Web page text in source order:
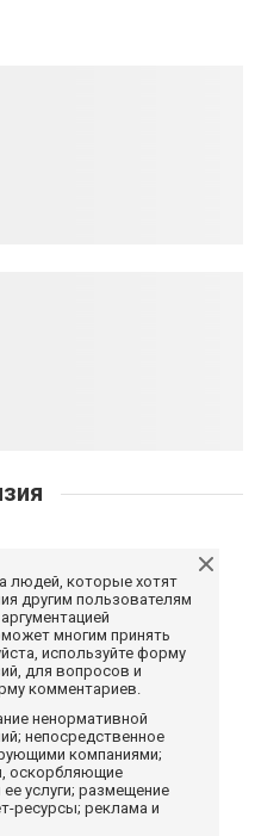
людей, которые хотят
другим пользователям
многим принять
используйте форму
для вопросов и
комментариев.
ненормативной
непосредственное
компаниями;
оскорбляющие
услуги; размещение
ресурсы; реклама и